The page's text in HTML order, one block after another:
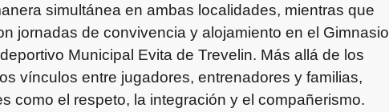
simultánea en ambas localidades, mientras que
jornadas de convivencia y alojamiento en el Gimnasio
Municipal Evita de Trevelin. Más allá de los
vínculos entre jugadores, entrenadores y familias,
como el respeto, la integración y el compañerismo.